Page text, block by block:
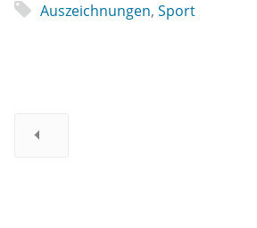
Auszeichnungen, Sport